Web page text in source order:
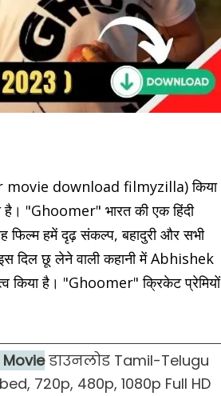
movie download filmyzilla) किया
"Ghoomer" भारत की एक हिंदी
यह फिल्म हमें दृढ़ संकल्प, बहादुरी और सभी
दिल छू लेने वाली कहानी में Abhishek
है। "Ghoomer" क्रिकेट प्रेमियों
डाउनलोड Tamil-Telugu
720p, 480p, 1080p Full HD